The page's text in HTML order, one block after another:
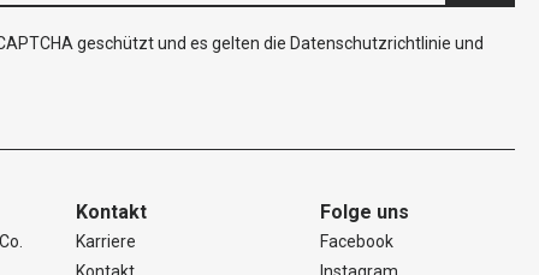
geschützt und es gelten die Datenschutzrichtlinie und
Kontakt
Karriere
Folge uns
Facebook